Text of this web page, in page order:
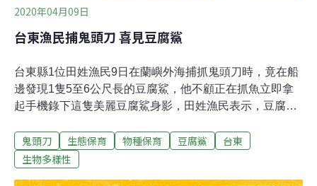
2020年04月09日
台東漁民捕鬼頭刀 喜見豆腐鯊
台東縣1位田姓漁民9日在蘭嶼外海捕抓鬼頭刀時，竟在船
邊發現1隻5至6公尺長的豆腐鯊，他不顧正在抓魚立即拿
起手機錄下這隻美麗豆腐鯊身影，田姓漁民表示，豆腐鯊
鯊的鯨鯊目前名列國際自然保育聯盟IUCN紅皮書瀕危物
種，是目前世界上體型最大的魚類，尚未禁止捕抓前，因
鬼頭刀 生態保育 物種保育 豆腐鯊
台東
生物多樣性